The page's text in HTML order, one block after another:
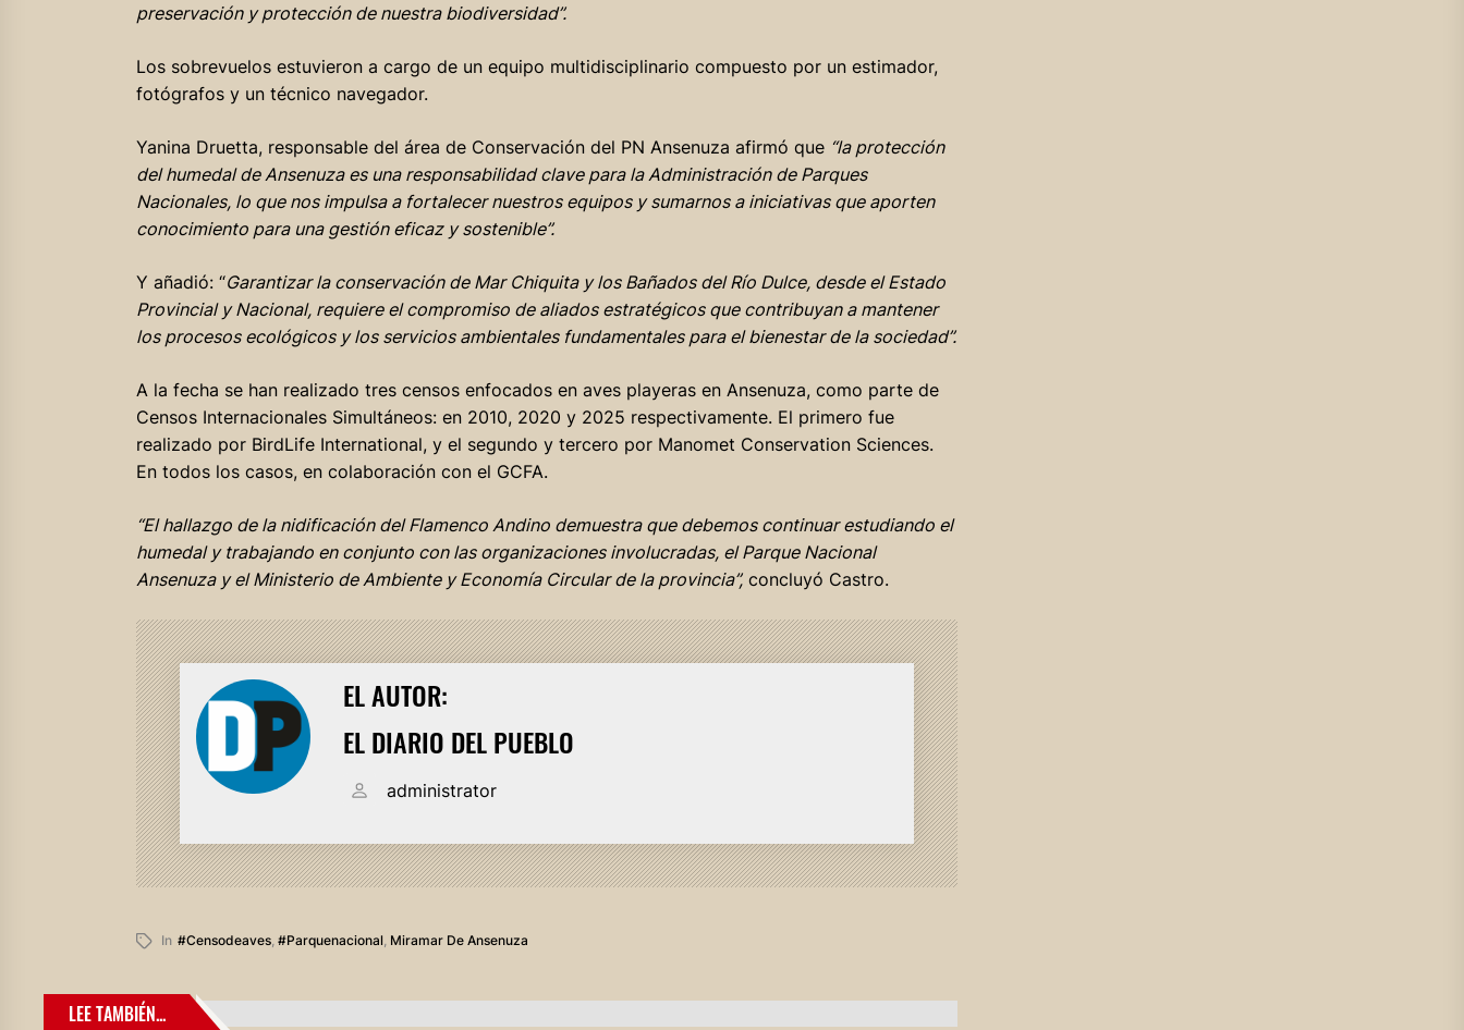
preservación y protección de nuestra biodiversidad”.
Los sobrevuelos estuvieron a cargo de un equipo multidisciplinario compuesto por un estimador,
fotógrafos y un técnico navegador.
Yanina Druetta, responsable del área de Conservación del PN Ansenuza afirmó que “la protección
del humedal de Ansenuza es una responsabilidad clave para la Administración de Parques
Nacionales, lo que nos impulsa a fortalecer nuestros equipos y sumarnos a iniciativas que aporten
conocimiento para una gestión eficaz y sostenible”.
Y añadió: “Garantizar la conservación de Mar Chiquita y los Bañados del Río Dulce, desde el Estado
Provincial y Nacional, requiere el compromiso de aliados estratégicos que contribuyan a mantener
los procesos ecológicos y los servicios ambientales fundamentales para el bienestar de la sociedad”.
A la fecha se han realizado tres censos enfocados en aves playeras en Ansenuza, como parte de
Censos Internacionales Simultáneos: en 2010, 2020 y 2025 respectivamente. El primero fue
realizado por BirdLife International, y el segundo y tercero por Manomet Conservation Sciences.
En todos los casos, en colaboración con el GCFA.
“El hallazgo de la nidificación del Flamenco Andino demuestra que debemos continuar estudiando el
humedal y trabajando en conjunto con las organizaciones involucradas, el Parque Nacional
Ansenuza y el Ministerio de Ambiente y Economía Circular de la provincia”,concluyó Castro.
EL AUTOR:
EL DIARIO DEL PUEBLO
administrator
In #censodeaves, #parquenacional, Miramar De Ansenuza
LEE TAMBIÉN...